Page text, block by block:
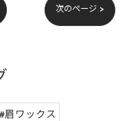
次のページ >
#眉ワックス